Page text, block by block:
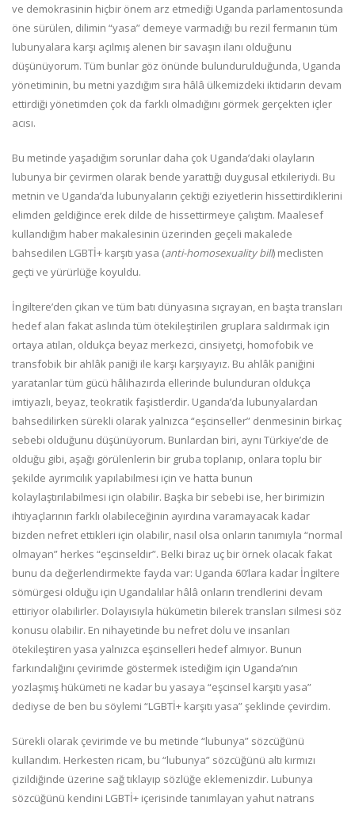
ve demokrasinin hiçbir önem arz etmediği Uganda parlamentosunda
öne sürülen, dilimin “yasa” demeye varmadığı bu rezil fermanın tüm
lubunyalara karşı açılmış alenen bir savaşın ilanı olduğunu
düşünüyorum. Tüm bunlar göz önünde bulundurulduğunda, Uganda
yönetiminin, bu metni yazdığım sıra hâlâ ülkemizdeki iktidarın devam
ettirdiği yönetimden çok da farklı olmadığını görmek gerçekten içler
acısı.
Bu metinde yaşadığım sorunlar daha çok Uganda’daki olayların
lubunya bir çevirmen olarak bende yarattığı duygusal etkileriydi. Bu
metnin ve Uganda’da lubunyaların çektiği eziyetlerin hissettirdiklerini
elimden geldiğince erek dilde de hissettirmeye çalıştım. Maalesef
kullandığım haber makalesinin üzerinden geçeli makalede
bahsedilen LGBTİ+ karşıtı yasa (anti-homosexuality bill) meclisten
geçti ve yürürlüğe koyuldu.
İngiltere’den çıkan ve tüm batı dünyasına sıçrayan, en başta transları
hedef alan fakat aslında tüm ötekileştirilen gruplara saldırmak için
ortaya atılan, oldukça beyaz merkezci, cinsiyetçi, homofobik ve
transfobik bir ahlâk paniği ile karşı karşıyayız. Bu ahlâk paniğini
yaratanlar tüm gücü hâlihazırda ellerinde bulunduran oldukça
imtiyazlı, beyaz, teokratik faşistlerdir. Uganda’da lubunyalardan
bahsedilirken sürekli olarak yalnızca “eşcinseller” denmesinin birkaç
sebebi olduğunu düşünüyorum. Bunlardan biri, aynı Türkiye’de de
olduğu gibi, aşağı görülenlerin bir gruba toplanıp, onlara toplu bir
şekilde ayrımcılık yapılabilmesi için ve hatta bunun
kolaylaştırılabilmesi için olabilir. Başka bir sebebi ise, her birimizin
ihtiyaçlarının farklı olabileceğinin ayırdına varamayacak kadar
bizden nefret ettikleri için olabilir, nasıl olsa onların tanımıyla “normal
olmayan” herkes “eşcinseldir”. Belki biraz uç bir örnek olacak fakat
bunu da değerlendirmekte fayda var: Uganda 60’lara kadar İngiltere
sömürgesi olduğu için Ugandalılar hâlâ onların trendlerini devam
ettiriyor olabilirler. Dolayısıyla hükümetin bilerek transları silmesi söz
konusu olabilir. En nihayetinde bu nefret dolu ve insanları
ötekileştiren yasa yalnızca eşcinselleri hedef almıyor. Bunun
farkındalığını çevirimde göstermek istediğim için Uganda’nın
yozlaşmış hükümeti ne kadar bu yasaya “eşcinsel karşıtı yasa”
dediyse de ben bu söylemi “LGBTİ+ karşıtı yasa” şeklinde çevirdim.
Sürekli olarak çevirimde ve bu metinde “lubunya” sözcüğünü
kullandım. Herkesten ricam, bu “lubunya” sözcüğünü altı kırmızı
çizildiğinde üzerine sağ tıklayıp sözlüğe eklemenizdir. Lubunya
sözcüğünü kendini LGBTİ+ içerisinde tanımlayan yahut natrans